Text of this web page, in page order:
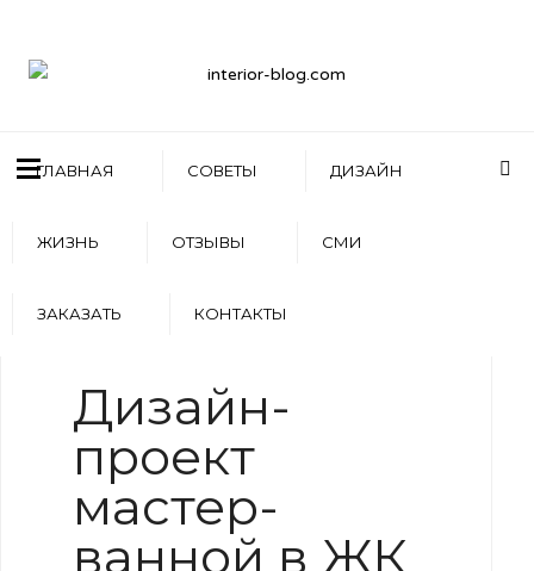
ГЛАВНАЯ СОВЕТЫ ДИЗАЙН
ЖИЗНЬ ОТЗЫВЫ СМИ
ЗАКАЗАТЬ КОНТАКТЫ
Дизайн-
проект
мастер-
ванной в ЖК